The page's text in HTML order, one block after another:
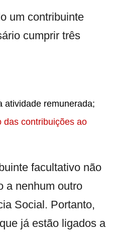
um contribuinte
cumprir três
atividade remunerada;
das contribuições ao
facultativo não
a nenhum outro
Social. Portanto,
já estão ligados a